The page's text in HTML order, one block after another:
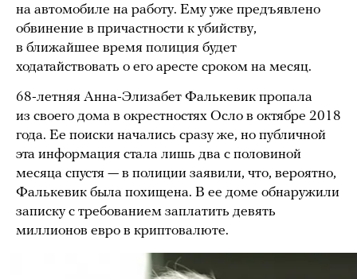
на автомобиле на работу. Ему уже предъявлено
обвинение в причастности к убийству,
в ближайшее время полиция будет
ходатайствовать о его аресте сроком на месяц.
68-летняя Анна-Элизабет Фалькевик пропала
из своего дома в окрестностях Осло в октябре 2018
года. Ее поиски начались сразу же, но публичной
эта информация стала лишь два с половиной
месяца спустя — в полиции заявили, что, вероятно,
Фалькевик была похищена. В ее доме обнаружили
записку с требованием заплатить девять
миллионов евро в криптовалюте.